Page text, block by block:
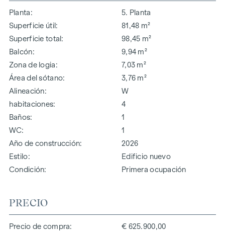
Planta
5. Planta
Superficie útil
81,48 m²
Superficie total
98,45 m²
Balcón
9,94 m²
Zona de logia
7,03 m²
Área del sótano
3,76 m²
Alineación
W
habitaciones
4
Baños
1
WC
1
Año de construcción
2026
Estilo
Edificio nuevo
Condición
Primera ocupación
PRECIO
Precio de compra
€ 625.900,00